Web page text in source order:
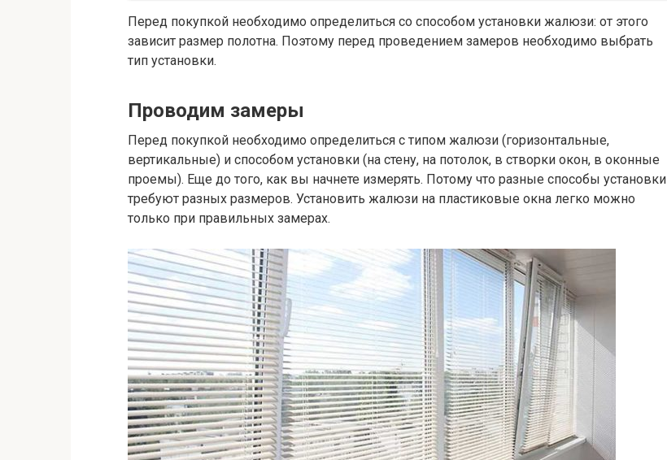
Перед покупкой необходимо определиться со способом установки жалюзи: от этого
зависит размер полотна. Поэтому перед проведением замеров необходимо выбрать
тип установки.
Проводим замеры
Перед покупкой необходимо определиться с типом жалюзи (горизонтальные,
вертикальные) и способом установки (на стену, на потолок, в створки окон, в оконные
проемы). Еще до того, как вы начнете измерять. Потому что разные способы установки
требуют разных размеров. Установить жалюзи на пластиковые окна легко можно
только при правильных замерах.